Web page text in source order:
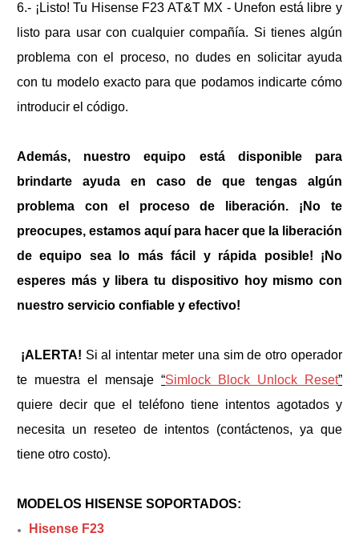
6.- ¡Listo! Tu Hisense F23 AT&T MX - Unefon está libre y
listo para usar con cualquier compañía. Si tienes algún
problema con el proceso, no dudes en solicitar ayuda
con tu modelo exacto para que podamos indicarte cómo
introducir el código.
Además, nuestro equipo está disponible para
brindarte ayuda en caso de que tengas algún
problema con el proceso de liberación. ¡No te
preocupes, estamos aquí para hacer que la liberación
de equipo sea lo más fácil y rápida posible! ¡No
esperes más y libera tu dispositivo hoy mismo con
nuestro servicio confiable y efectivo!
¡ALERTA! Si al intentar meter una sim de otro operador
te muestra el mensaje “Simlock Block Unlock Reset”
quiere decir que el teléfono tiene intentos agotados y
necesita un reseteo de intentos (contáctenos, ya que
tiene otro costo).
MODELOS HISENSE SOPORTADOS:
Hisense F23